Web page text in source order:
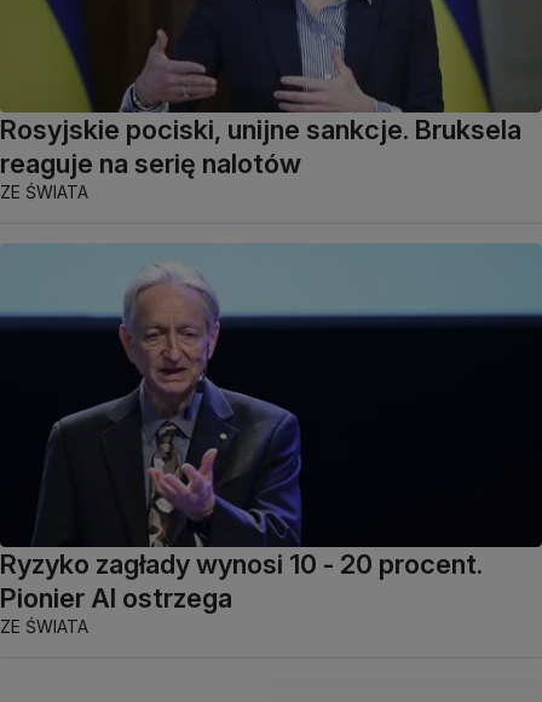
Rosyjskie pociski, unijne sankcje. Bruksela
reaguje na serię nalotów
ZE ŚWIATA
Ryzyko zagłady wynosi 10 - 20 procent.
Pionier AI ostrzega
ZE ŚWIATA